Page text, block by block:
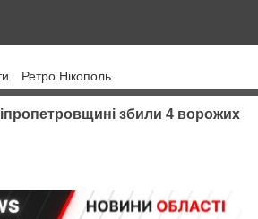
Ретро Нікополь
збили 4 ворожих